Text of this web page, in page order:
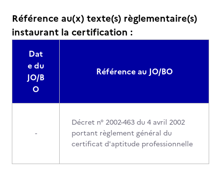
Référence au(x) texte(s) règlementaire(s)
instaurant la certification :
Dat
e du
JO/B
O
Référence au JO/BO
-
Décret n° 2002-463 du 4 avril 2002
portant règlement général du
certificat d'aptitude professionnelle